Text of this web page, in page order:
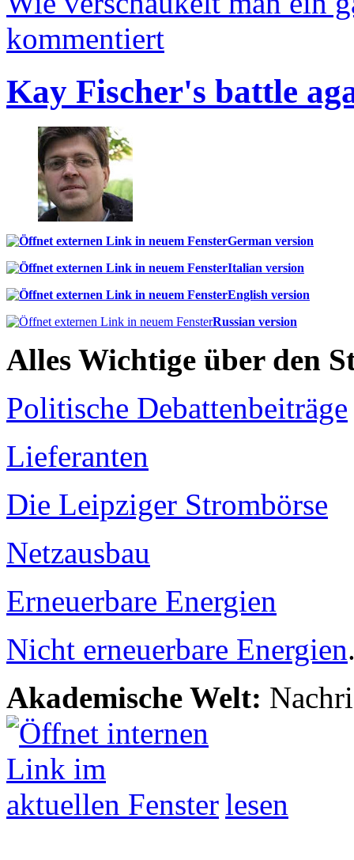
kommentiert
Kay Fischer's battle
German version
Italian version
English version
Russian version
Alles Wichtige über den
Politische Debattenbeiträge
Lieferanten
Die Leipziger Strombörse
Netzausbau
Erneuerbare Energien
Nicht erneuerbare Energien
Akademische Welt:
lesen